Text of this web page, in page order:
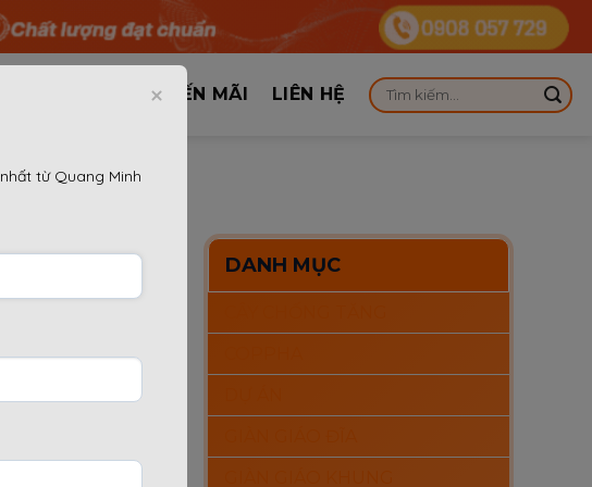
KHUYẾN MÃI LIÊN HỆ
RẺ
theo dạng riêng
tất cả nhà
công trình
DANH MỤC
từ Quang Minh